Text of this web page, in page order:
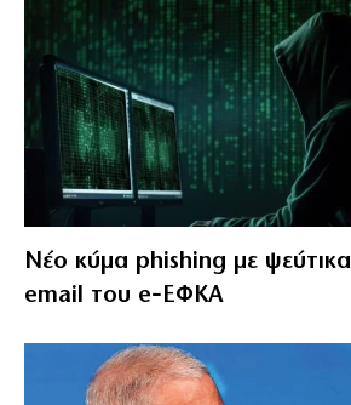
Νέο κύμα phishing με ψεύτικα
email του e‑ΕΦΚΑ